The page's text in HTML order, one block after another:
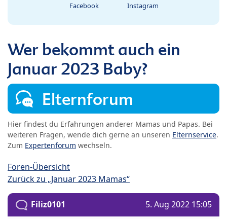
Facebook Instagram
Wer bekommt auch ein
Januar 2023 Baby?
Elternforum
Hier findest du Erfahrungen anderer Mamas und Papas. Bei
weiteren Fragen, wende dich gerne an unseren Elternservice.
Zum Expertenforum wechseln.
Foren-Übersicht
Zurück zu „Januar 2023 Mamas“
Filiz0101 5. Aug 2022 15:05